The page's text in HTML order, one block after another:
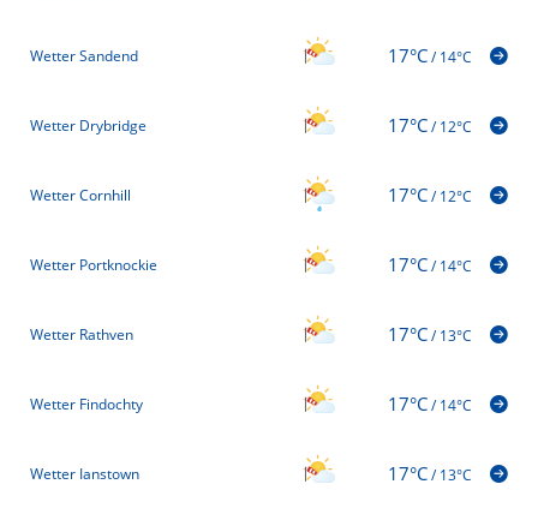
Wetter Sandend 17°C/14°C
Wetter Drybridge 17°C/12°C
Wetter Cornhill 17°C/12°C
Wetter Portknockie 17°C/14°C
Wetter Rathven 17°C/13°C
Wetter Findochty 17°C/14°C
Wetter Ianstown 17°C/13°C